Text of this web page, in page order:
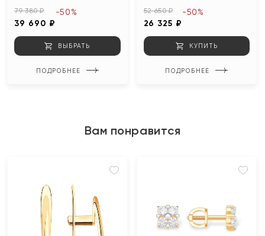
79 380 ₽
39 690 ₽
-50%
ВЫБРАТЬ
ПОДРОБНЕЕ
52 650 ₽
26 325 ₽
-50%
КУПИТЬ
ПОДРОБНЕЕ
Вам понравится